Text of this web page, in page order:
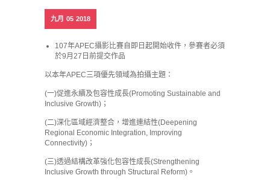
九月 05 2018
107年APEC攝影比賽自即日起開始收件，參賽者必須
於9月27日前提交作品
以本年APEC三項優先領域為拍攝主題：
(一)促進永續及包容性成長(Promoting Sustainable and
Inclusive Growth)；
(二)深化區域經濟整合，增進連結性(Deepening
Regional Economic Integration, Improving
Connectivity)；
(三)透過結構改革強化包容性成長(Strengthening
Inclusive Growth through Structural Reform)。